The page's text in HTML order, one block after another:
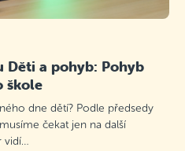
Děti a pohyb: Pohyb
škole
dne dětí? Podle předsedy
čekat jen na další
vidí…